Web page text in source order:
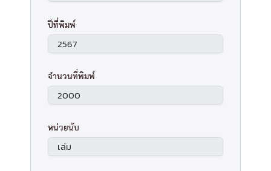
ปีที่พิมพ์
จำนวนที่พิมพ์
หน่วยนับ